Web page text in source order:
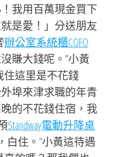
我用百萬現金買下
是愛！」分送朋友
辦公室系統櫃COFO
賺大錢呢。”小黃
住這里是不花錢
埠來津求職的年青
的不花錢住宿，我
Standway電動升降桌
，白住。”小黃這待遇